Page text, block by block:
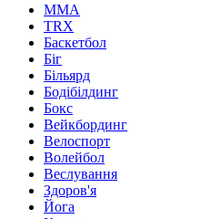
MMA
TRX
Баскетбол
Біг
Більярд
Бодібілдинг
Бокс
Вейкбординг
Велоспорт
Волейбол
Веслування
Здоров'я
Йога